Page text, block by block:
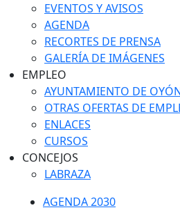
EVENTOS Y AVISOS
AGENDA
RECORTES DE PRENSA
GALERÍA DE IMÁGENES
EMPLEO
AYUNTAMIENTO DE
OTRAS OFERTAS DE
ENLACES
CURSOS
CONCEJOS
LABRAZA
AGENDA 2030